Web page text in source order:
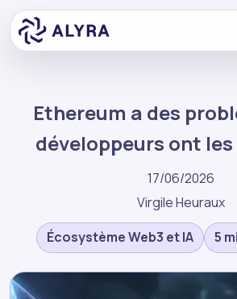
Ethereum a des
développeurs ont
17/06/2026
Virgile Heuraux
Écosystème Web3 et IA
5